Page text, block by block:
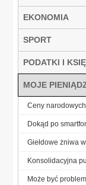
EKONOMIA
SPORT
PODATKI I
MOJE
Ceny
Dokąd po
Giełdowe żniwa
Konsolidacyjna
Może być